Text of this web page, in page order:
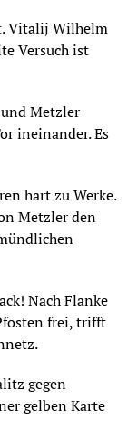
Vitalij Wilhelm
Versuch ist
Metzler
ineinander. Es
hart zu Werke.
Metzler den
Nach Flanke
frei, trifft
gegen
gelben Karte